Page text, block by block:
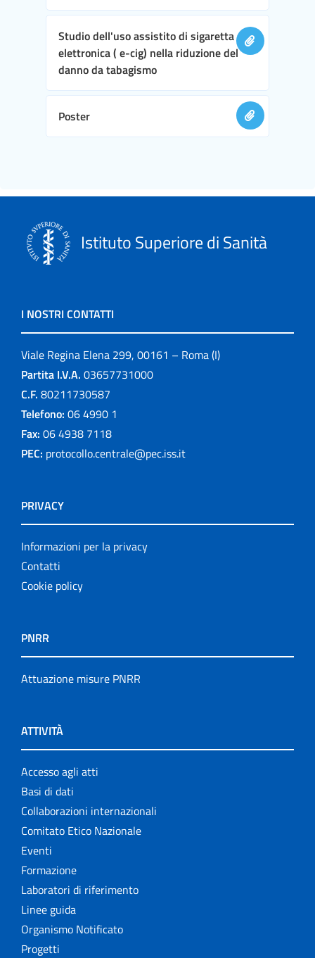
Studio dell'uso assistito di sigaretta
elettronica ( e-cig) nella riduzione del
danno da tabagismo
Poster
Istituto Superiore di Sanità
I NOSTRI CONTATTI
Viale Regina Elena 299, 00161 – Roma (I)
Partita I.V.A. 03657731000
C.F. 80211730587
Telefono: 06 4990 1
Fax: 06 4938 7118
PEC: protocollo.centrale@pec.iss.it
PRIVACY
Informazioni per la privacy
Contatti
Cookie policy
PNRR
Attuazione misure PNRR
ATTIVITÀ
Accesso agli atti
Basi di dati
Collaborazioni internazionali
Comitato Etico Nazionale
Eventi
Formazione
Laboratori di riferimento
Linee guida
Organismo Notificato
Progetti